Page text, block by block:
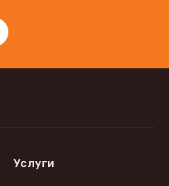
Услуги